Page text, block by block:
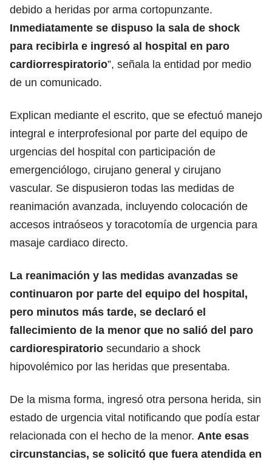
debido a heridas por arma cortopunzante.
Inmediatamente se dispuso la sala de shock
para recibirla e ingresó al hospital en paro
cardiorrespiratorio”, señala la entidad por medio
de un comunicado.
Explican mediante el escrito, que se efectuó manejo
integral e interprofesional por parte del equipo de
urgencias del hospital con participación de
emergenciólogo, cirujano general y cirujano
vascular. Se dispusieron todas las medidas de
reanimación avanzada, incluyendo colocación de
accesos intraóseos y toracotomía de urgencia para
masaje cardiaco directo.
La reanimación y las medidas avanzadas se
continuaron por parte del equipo del hospital,
pero minutos más tarde, se declaró el
fallecimiento de la menor que no salió del paro
cardiorespiratorio secundario a shock
hipovolémico por las heridas que presentaba.
De la misma forma, ingresó otra persona herida, sin
estado de urgencia vital notificando que podía estar
relacionada con el hecho de la menor. Ante esas
circunstancias, se solicitó que fuera atendida en